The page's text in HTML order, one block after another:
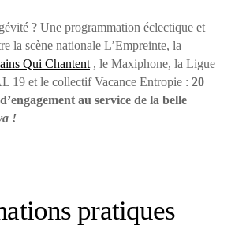
? Une programmation éclectique et
la scène nationale L’Empreinte, la
Qui Chantent , le Maxiphone, la Ligue
19 et le collectif Vacance Entropie : 20
au service de la belle
!
pratiques